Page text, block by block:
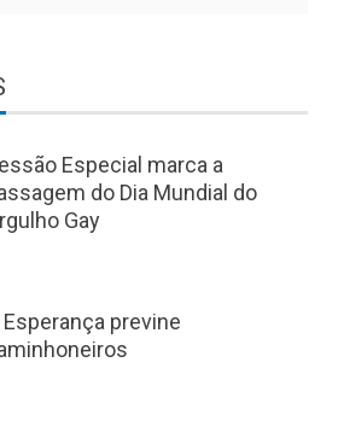
Especial marca a
do Dia Mundial do
Gay
Esperança previne